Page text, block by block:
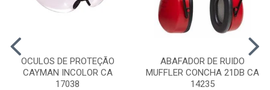
OCULOS DE PROTEÇÃO
CAYMAN INCOLOR CA
17038
ABAFADOR DE RUIDO
MUFFLER CONCHA 21DB CA
14235